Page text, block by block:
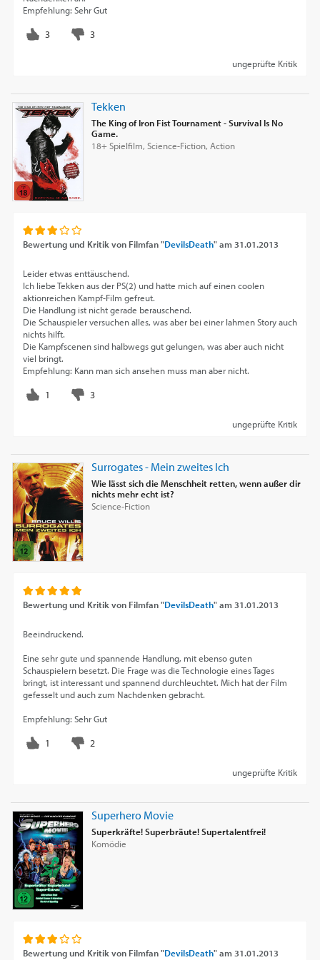
Empfehlung: Sehr Gut
ungeprüfte Kritik
Tekken
The King of Iron Fist Tournament - Survival Is No
Game.
18+ Spielfilm, Science-Fiction, Action
Bewertung und Kritik von Filmfan "DevilsDeath"am 31.01.2013
Leider etwas enttäuschend.
Ich liebe Tekken aus der PS(2) und hatte mich auf einen coolen
aktionreichen Kampf-Film gefreut.
Die Handlung ist nicht gerade berauschend.
Die Schauspieler versuchen alles, was aber bei einer lahmen Story auch
nichts hilft.
Die Kampfscenen sind halbwegs gut gelungen, was aber auch nicht
viel bringt.
Empfehlung: Kann man sich ansehen muss man aber nicht.
ungeprüfte Kritik
Surrogates - Mein zweites Ich
Wie lässt sich die Menschheit retten, wenn außer dir
nichts mehr echt ist?
Science-Fiction
Bewertung und Kritik von Filmfan "DevilsDeath"am 31.01.2013
Beeindruckend.
Eine sehr gute und spannende Handlung, mit ebenso guten
Schauspielern besetzt. Die Frage was die Technologie eines Tages
bringt, ist interessant und spannend durchleuchtet. Mich hat der Film
gefesselt und auch zum Nachdenken gebracht.
Empfehlung: Sehr Gut
ungeprüfte Kritik
Superhero Movie
Superkräfte! Superbräute! Supertalentfrei!
Komödie
Bewertung und Kritik von Filmfan "DevilsDeath"am 31.01.2013